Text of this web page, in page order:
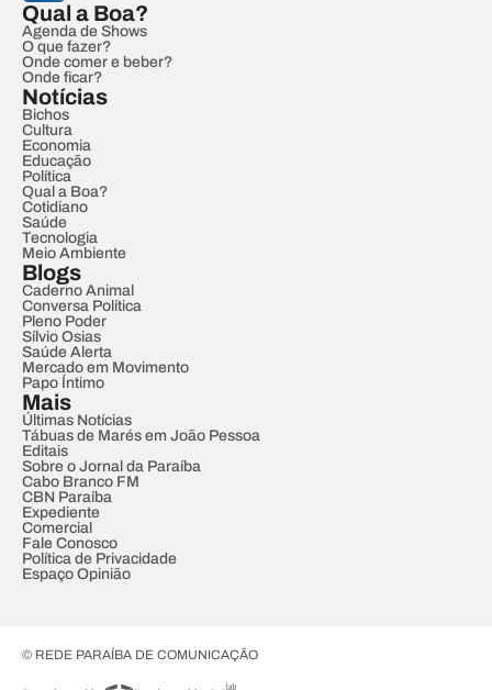
Qual a Boa?
Agenda de Shows
O que fazer?
Onde comer e beber?
Onde ficar?
Notícias
Bichos
Cultura
Economia
Educação
Política
Qual a Boa?
Cotidiano
Saúde
Tecnologia
Meio Ambiente
Blogs
Caderno Animal
Conversa Política
Pleno Poder
Sílvio Osias
Saúde Alerta
Mercado em Movimento
Papo Íntimo
Mais
Últimas Notícias
Tábuas de Marés em João Pessoa
Editais
Sobre o Jornal da Paraíba
Cabo Branco FM
CBN Paraíba
Expediente
Comercial
Fale Conosco
Política de Privacidade
Espaço Opinião
© REDE PARAÍBA DE COMUNICAÇÃO